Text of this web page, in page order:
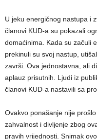
U jeku energičnog nastupa i
članovi KUD-a su pokazali
domaćinima. Kada su začuli
prekinuli su svoj nastup,
završi. Ova jednostavna, ali
aplauz prisutnih. Ljudi iz
članovi KUD-a nastavili sa
Ovakvo ponašanje nije
zahvalnost i divljenje zbog
pravih vrijednosti. Snimak